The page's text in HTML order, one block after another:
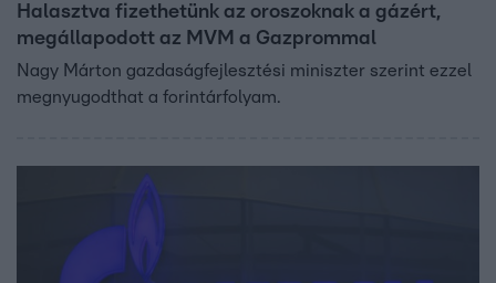
Halasztva fizethetünk az oroszoknak a gázért,
megállapodott az MVM a Gazprommal
Nagy Márton gazdaságfejlesztési miniszter szerint ezzel
megnyugodthat a forintárfolyam.